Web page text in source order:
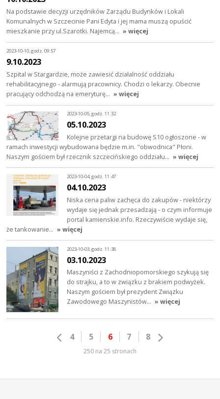
Na podstawie decyzji urzędników Zarządu Budynków i Lokali
Komunalnych w Szczecinie Pani Edyta i jej mama muszą opuścić
mieszkanie przy ul.Szarotki. Najemcą… » więcej
2023-10-10, godz. 09:57
9.10.2023
Szpital w Stargardzie, może zawiesić działalność oddziału
rehabilitacyjnego - alarmują pracownicy. Chodzi o lekarzy. Obecnie
pracujący odchodzą na emeryturę… » więcej
2023-10-05, godz. 11:32
05.10.2023
Kolejne przetargi na budowę S10 ogłoszone - w
ramach inwestycji wybudowana będzie m.in. "obwodnica" Płoni.
Naszym gościem był rzecznik szczecińskiego oddziału… » więcej
2023-10-04, godz. 11:47
04.10.2023
Niska cena paliw zachęca do zakupów - niektórzy
wydaje się jednak przesadzają - o czym informuje
portal kamienskie.info. Rzeczywiście wydaje się,
że tankowanie… » więcej
2023-10-03, godz. 11:38
03.10.2023
Maszyniści z Zachodniopomorskiego szykują się
do strajku, a to w związku z brakiem podwyżek.
Naszym gościem był prezydent Związku
Zawodowego Maszynistów… » więcej
4 5 6 7 8
250 na 25 stronach